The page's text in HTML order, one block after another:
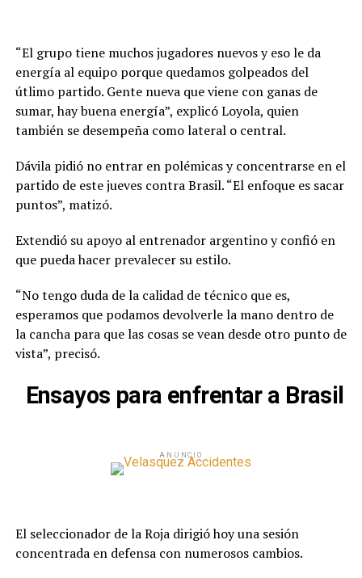
“El grupo tiene muchos jugadores nuevos y eso le da
energía al equipo porque quedamos golpeados del
útlimo partido. Gente nueva que viene con ganas de
sumar, hay buena energía”, explicó Loyola, quien
también se desempeña como lateral o central.
Dávila pidió no entrar en polémicas y concentrarse en el
partido de este jueves contra Brasil. “El enfoque es sacar
puntos”, matizó.
Extendió su apoyo al entrenador argentino y confió en
que pueda hacer prevalecer su estilo.
“No tengo duda de la calidad de técnico que es,
esperamos que podamos devolverle la mano dentro de
la cancha para que las cosas se vean desde otro punto de
vista”, precisó.
Ensayos para enfrentar a Brasil
ANUNCIO
El seleccionador de la Roja dirigió hoy una sesión
concentrada en defensa con numerosos cambios.